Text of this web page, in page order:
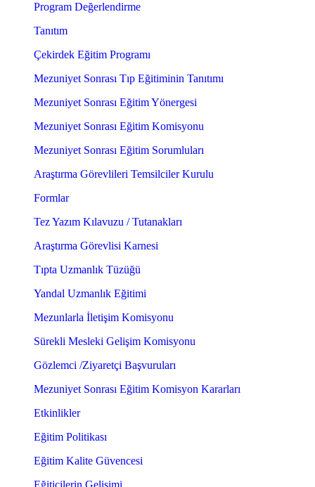
Program Değerlendirme
Tanıtım
Çekirdek Eğitim Programı
Mezuniyet Sonrası Tıp Eğitiminin Tanıtımı
Mezuniyet Sonrası Eğitim Yönergesi
Mezuniyet Sonrası Eğitim Komisyonu
Mezuniyet Sonrası Eğitim Sorumluları
Araştırma Görevlileri Temsilciler Kurulu
Formlar
Tez Yazım Kılavuzu / Tutanakları
Araştırma Görevlisi Karnesi
Tıpta Uzmanlık Tüzüğü
Yandal Uzmanlık Eğitimi
Mezunlarla İletişim Komisyonu
Sürekli Mesleki Gelişim Komisyonu
Gözlemci /Ziyaretçi Başvuruları
Mezuniyet Sonrası Eğitim Komisyon Kararları
Etkinlikler
Eğitim Politikası
Eğitim Kalite Güvencesi